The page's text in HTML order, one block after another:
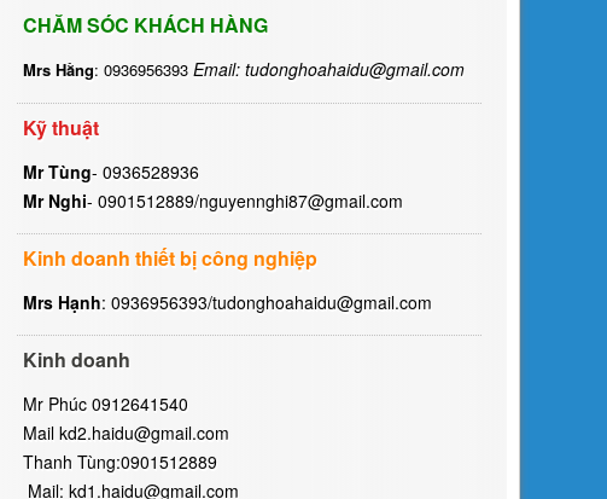
CHĂM SÓC KHÁCH HÀNG
Mrs Hằng: 0936956393 Email: tudonghoahaidu@gmail.com
Kỹ thuật
Mr Tùng- 0936528936
Mr Nghi- 0901512889/nguyennghi87@gmail.com
Kinh doanh thiết bị công nghiệp
Mrs Hạnh: 0936956393/tudonghoahaidu@gmail.com
Kinh doanh
Mr Phúc 0912641540
Mail kd2.haidu@gmail.com
Thanh Tùng:0901512889
Mail: kd1.haidu@gmail.com